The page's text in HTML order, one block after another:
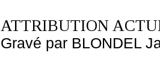
ATTRIBUTION
Gravé par BLONDEL